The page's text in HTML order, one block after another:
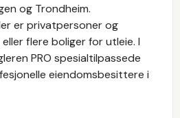
og Trondheim.
er privatpersoner og
flere boliger for utleie. I
PRO spesialtilpassede
eiendomsbesittere i